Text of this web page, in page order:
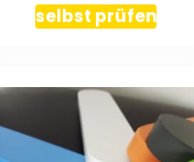
selbst prüfen